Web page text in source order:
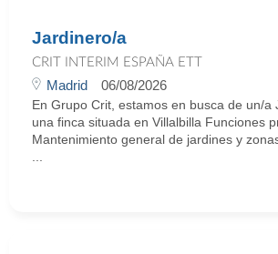
Jardinero/a
CRIT INTERIM ESPAÑA ETT
Madrid 06/08/2026
En Grupo Crit, estamos en busca de un/a
una finca situada en Villalbilla Funciones
Mantenimiento general de jardines y